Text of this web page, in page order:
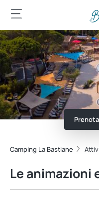
Camping La Bastiane
Le animazioni